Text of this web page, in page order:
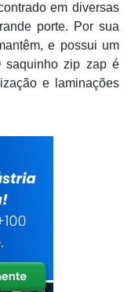
em diversas
porte. Por sua
e possui um
saquinho zip zap é
e laminações